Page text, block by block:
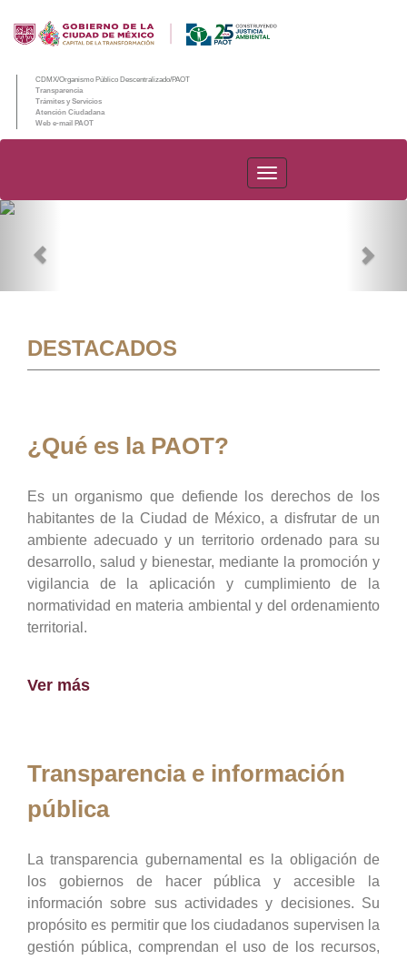
CDMX/Organismo Público Descentralizado/PAOT
Transparencia
Trámites y Servicios
Atención Ciudadana
Web e-mail PAOT
PAOT
DESTACADOS
¿Qué es la PAOT?
Es un organismo que defiende los derechos de los
habitantes de la Ciudad de México, a disfrutar de un
ambiente adecuado y un territorio ordenado para su
desarrollo, salud y bienestar, mediante la promoción y
vigilancia de la aplicación y cumplimiento de la
normatividad en materia ambiental y del ordenamiento
territorial.
Ver más
Transparencia e información
pública
La transparencia gubernamental es la obligación de
los gobiernos de hacer pública y accesible la
información sobre sus actividades y decisiones. Su
propósito es permitir que los ciudadanos supervisen la
gestión pública, comprendan el uso de los recursos,